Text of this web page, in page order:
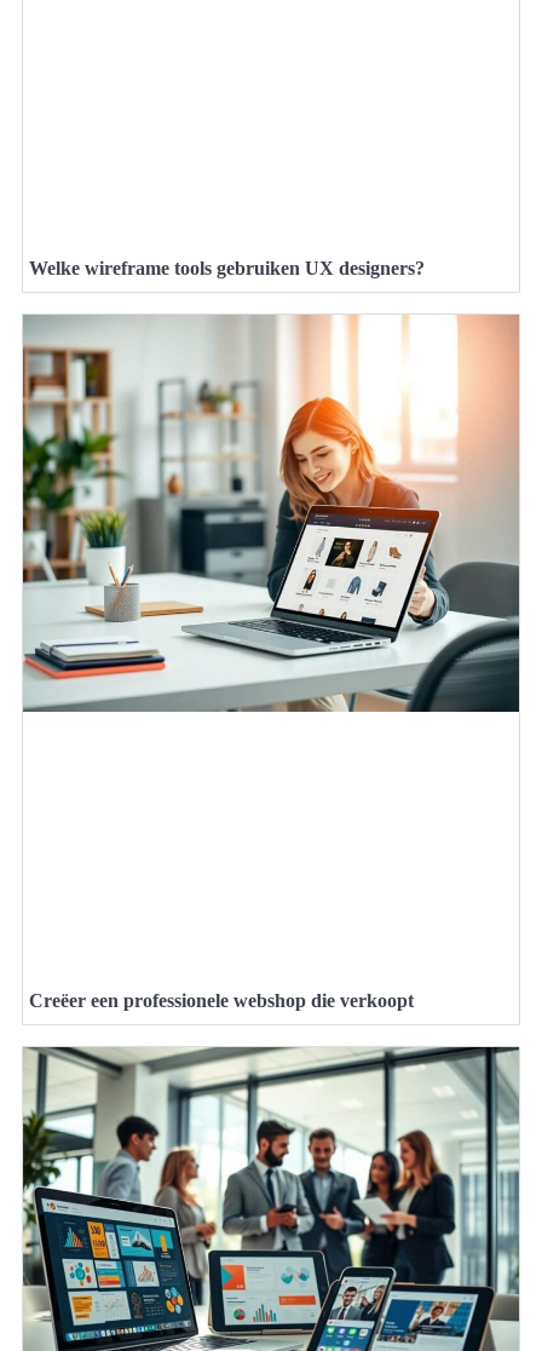
Welke wireframe tools gebruiken UX designers?
Creëer een professionele webshop die verkoopt